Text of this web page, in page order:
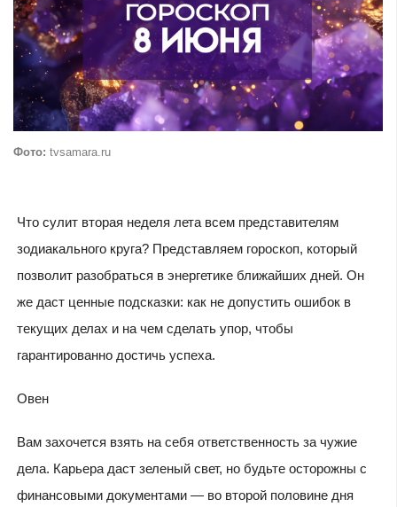
Фото: tvsamara.ru
Что сулит вторая неделя лета всем представителям
зодиакального круга? Представляем гороскоп, который
позволит разобраться в энергетике ближайших дней. Он
же даст ценные подсказки: как не допустить ошибок в
текущих делах и на чем сделать упор, чтобы
гарантированно достичь успеха.
Овен
Вам захочется взять на себя ответственность за чужие
дела. Карьера даст зеленый свет, но будьте осторожны с
финансовыми документами — во второй половине дня